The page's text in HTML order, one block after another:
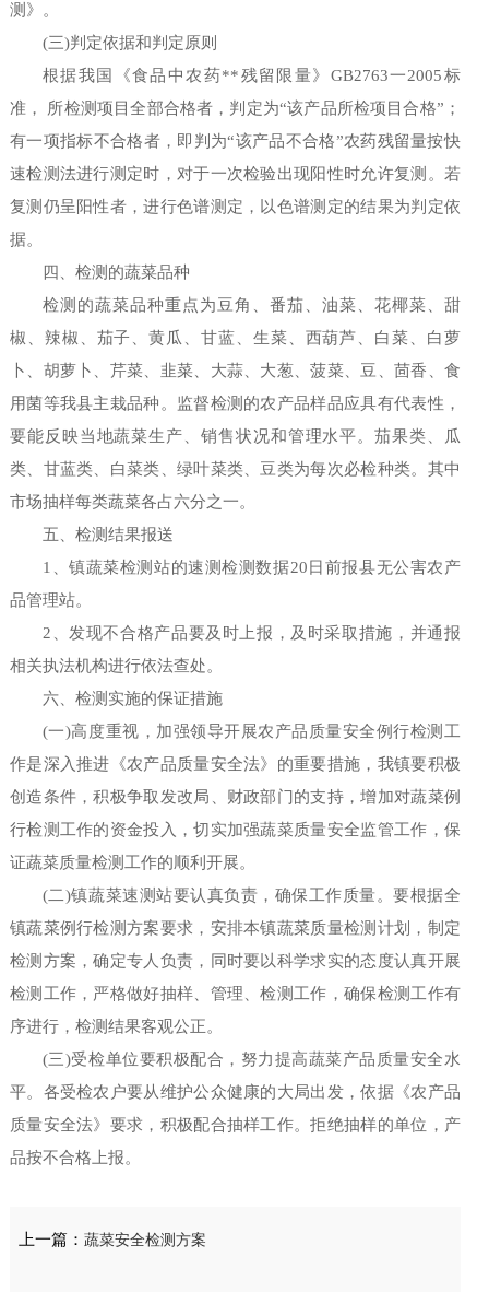
测》。
(三)判定依据和判定原则
根据我国《食品中农药**残留限量》GB2763一2005标
准， 所检测项目全部合格者，判定为“该产品所检项目合格”；
有一项指标不合格者，即判为“该产品不合格”农药残留量按快
速检测法进行测定时，对于一次检验出现阳性时允许复测。若
复测仍呈阳性者，进行色谱测定，以色谱测定的结果为判定依
据。
四、检测的蔬菜品种
检测的蔬菜品种重点为豆角、番茄、油菜、花椰菜、甜
椒、辣椒、茄子、黄瓜、甘蓝、生菜、西葫芦、白菜、白萝
卜、胡萝卜、芹菜、韭菜、大蒜、大葱、菠菜、豆、茴香、食
用菌等我县主栽品种。监督检测的农产品样品应具有代表性，
要能反映当地蔬菜生产、销售状况和管理水平。茄果类、瓜
类、甘蓝类、白菜类、绿叶菜类、豆类为每次必检种类。其中
市场抽样每类蔬菜各占六分之一。
五、检测结果报送
1、镇蔬菜检测站的速测检测数据20日前报县无公害农产
品管理站。
2、发现不合格产品要及时上报，及时采取措施，并通报
相关执法机构进行依法查处。
六、检测实施的保证措施
(一)高度重视，加强领导开展农产品质量安全例行检测工
作是深入推进《农产品质量安全法》的重要措施，我镇要积极
创造条件，积极争取发改局、财政部门的支持，增加对蔬菜例
行检测工作的资金投入，切实加强蔬菜质量安全监管工作，保
证蔬菜质量检测工作的顺利开展。
(二)镇蔬菜速测站要认真负责，确保工作质量。要根据全
镇蔬菜例行检测方案要求，安排本镇蔬菜质量检测计划，制定
检测方案，确定专人负责，同时要以科学求实的态度认真开展
检测工作，严格做好抽样、管理、检测工作，确保检测工作有
序进行，检测结果客观公正。
(三)受检单位要积极配合，努力提高蔬菜产品质量安全水
平。各受检农户要从维护公众健康的大局出发，依据《农产品
质量安全法》要求，积极配合抽样工作。拒绝抽样的单位，产
品按不合格上报。
上一篇：蔬菜安全检测方案